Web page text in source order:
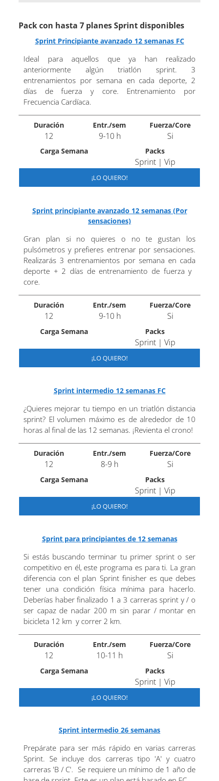
Pack con hasta 7 planes Sprint disponibles
Sprint Principiante avanzado 12 semanas FC
Ideal para aquellos que ya han realizado
anteriormente algún triatlón sprint. 3
entrenamientos por semana en cada deporte, 2
días de fuerza y ​​core. Entrenamiento por
Frecuencia Cardíaca.
Duración
12
Entr./sem
9-10 h
Fuerza/Core
Si
Carga Semana Packs
Sprint | Vip
¡LO QUIERO!
Sprint principiante avanzado 12 semanas (Por
sensaciones)
Gran plan si no quieres o no te gustan los
pulsómetros y prefieres entrenar por sensaciones.
Realizarás 3 entrenamientos por semana en cada
deporte + 2 días de entrenamiento de fuerza y ​​
core.
Duración
12
Entr./sem
9-10 h
Fuerza/Core
Si
Carga Semana Packs
Sprint | Vip
¡LO QUIERO!
Sprint intermedio 12 semanas FC
¿Quieres mejorar tu tiempo en un triatlón distancia
sprint? El volumen máximo es de alrededor de 10
horas al final de las 12 semanas. ¡Revienta el crono!
Duración
12
Entr./sem
8-9 h
Fuerza/Core
Si
Carga Semana Packs
Sprint | Vip
¡LO QUIERO!
Sprint para principiantes de 12 semanas
Si estás buscando terminar tu primer sprint o ser
competitivo en él, este programa es para ti. La gran
diferencia con el plan Sprint finisher es que debes
tener una condición física mínima para hacerlo.
Deberías haber finalizado 1 a 3 carreras sprint y / o
ser capaz de nadar 200 m sin parar / montar en
bicicleta 12 km y correr 2 km.
Duración
12
Entr./sem
10-11 h
Fuerza/Core
Si
Carga Semana Packs
Sprint | Vip
¡LO QUIERO!
Sprint intermedio 26 semanas
Prepárate para ser más rápido en varias carreras
Sprint. Se incluye dos carreras tipo 'A' y cuatro
carreras 'B / C'. Se requiere un mínimo de 1 año de